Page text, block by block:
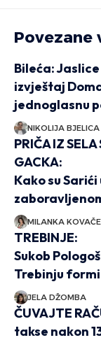
Povezane
Bileća:
izvještaj
jednoglasnu
NIKOLIJA BJELICA
PRIČA IZ
GACKA:
Kako su
MILANKA
TREBINJE:
Sukob
Trebinju
JELA DŽOMBA
ČUVAJTE
takse nakon